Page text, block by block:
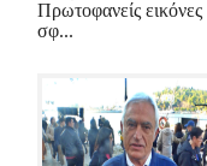
Πρωτοφανείς εικόνες
σφ...